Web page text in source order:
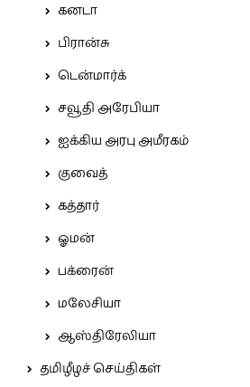
கனடா
பிரான்சு
டென்மார்க்
சவூதி அரேபியா
ஐக்கிய அரபு அமீரகம்
குவைத்
கத்தார்
ஓமன்
பக்ரைன்
மலேசியா
ஆஸ்திரேலியா
தமிழீழச் செய்திகள்